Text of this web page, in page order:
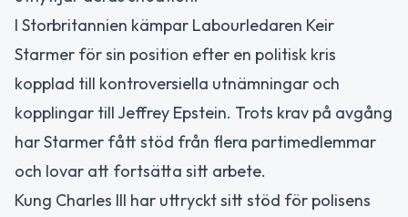
I Storbritannien kämpar Labourledaren Keir
Starmer för sin position efter en politisk kris
kopplad till kontroversiella utnämningar och
kopplingar till Jeffrey Epstein. Trots krav på avgång
har Starmer fått stöd från flera partimedlemmar
och lovar att fortsätta sitt arbete.
Kung Charles III har uttryckt sitt stöd för polisens